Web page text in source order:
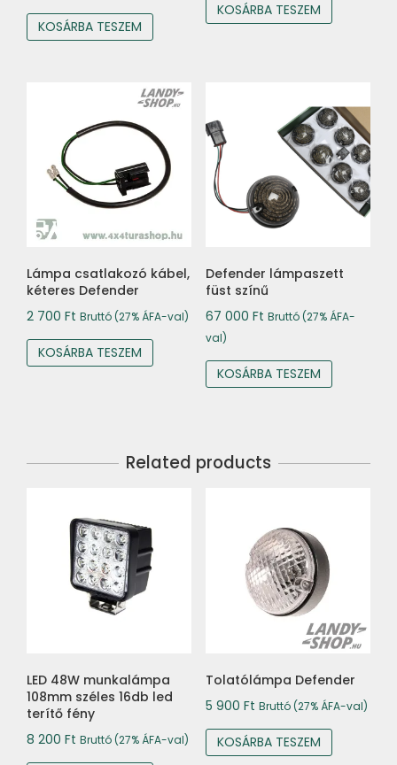
KOSÁRBA TESZEM
KOSÁRBA TESZEM
Lámpa csatlakozó kábel,
kéteres Defender
2 700 Ft Bruttó (27% ÁFA-val)
KOSÁRBA TESZEM
Defender lámpaszett
füst színű
67 000 Ft Bruttó (27% ÁFA-
val)
KOSÁRBA TESZEM
Related products
LED 48W munkalámpa
108mm széles 16db led
terítő fény
8 200 Ft Bruttó (27% ÁFA-val)
Tolatólámpa Defender
5 900 Ft Bruttó (27% ÁFA-val)
KOSÁRBA TESZEM